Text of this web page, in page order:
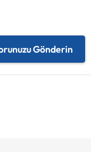
Gönderin